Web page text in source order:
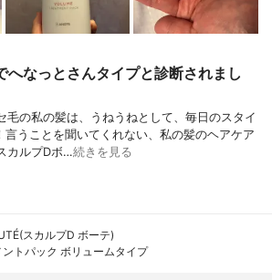
へなっとさんタイプと診断されまし
毛の私の髪は、うねうねとして、毎日のスタイ
うことを聞いてくれない、私の髪のヘアケア
カルプDボ…続きを見る
スカルプD ボーテ)
トパック ボリュームタイプ